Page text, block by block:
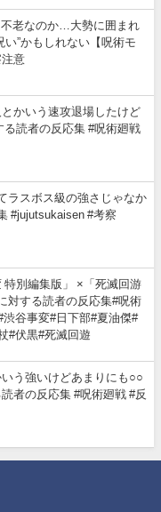
不老なのか…大勢に囲まれ
い”かもしれない【呪術モ
意
とかいう速攻退場したけど
読者の反応集 #呪術廻戦
ラスボス級の強さじゃなか
#jujutsukaisen #考察
特別編集版」 ×「死滅回游
対する読者の反応集#呪術
谷事変#日下部#夏油傑#
#伏黒#死滅回遊
いう強いけどあまりにも○○
者の反応集 #呪術廻戦 #反